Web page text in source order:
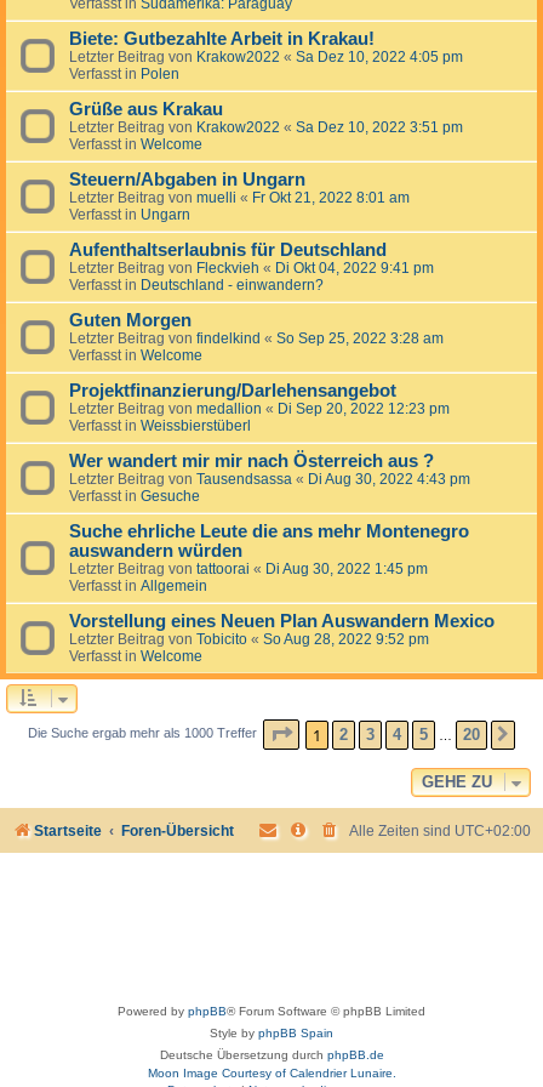
Verfasst in Südamerika: Paraguay
Biete: Gutbezahlte Arbeit in Krakau!
Letzter Beitrag von Krakow2022 « Sa Dez 10, 2022 4:05 pm
Verfasst in Polen
Grüße aus Krakau
Letzter Beitrag von Krakow2022 « Sa Dez 10, 2022 3:51 pm
Verfasst in Welcome
Steuern/Abgaben in Ungarn
Letzter Beitrag von muelli « Fr Okt 21, 2022 8:01 am
Verfasst in Ungarn
Aufenthaltserlaubnis für Deutschland
Letzter Beitrag von Fleckvieh « Di Okt 04, 2022 9:41 pm
Verfasst in Deutschland - einwandern?
Guten Morgen
Letzter Beitrag von findelkind « So Sep 25, 2022 3:28 am
Verfasst in Welcome
Projektfinanzierung/Darlehensangebot
Letzter Beitrag von medallion « Di Sep 20, 2022 12:23 pm
Verfasst in Weissbierstüberl
Wer wandert mir mir nach Österreich aus ?
Letzter Beitrag von Tausendsassa « Di Aug 30, 2022 4:43 pm
Verfasst in Gesuche
Suche ehrliche Leute die ans mehr Montenegro
auswandern würden
Letzter Beitrag von tattoorai « Di Aug 30, 2022 1:45 pm
Verfasst in Allgemein
Vorstellung eines Neuen Plan Auswandern Mexico
Letzter Beitrag von Tobicito « So Aug 28, 2022 9:52 pm
Verfasst in Welcome
Die Suche ergab mehr als 1000 Treffer SEITE1 VON20
1 2 3 4 5 20
GEHE ZU
Startseite Foren-Übersicht Alle Zeiten sind UTC+02:00
Powered by phpBB® Forum Software © phpBB Limited
Style by phpBB Spain
Deutsche Übersetzung durch phpBB.de
Moon Image Courtesy of Calendrier Lunaire.